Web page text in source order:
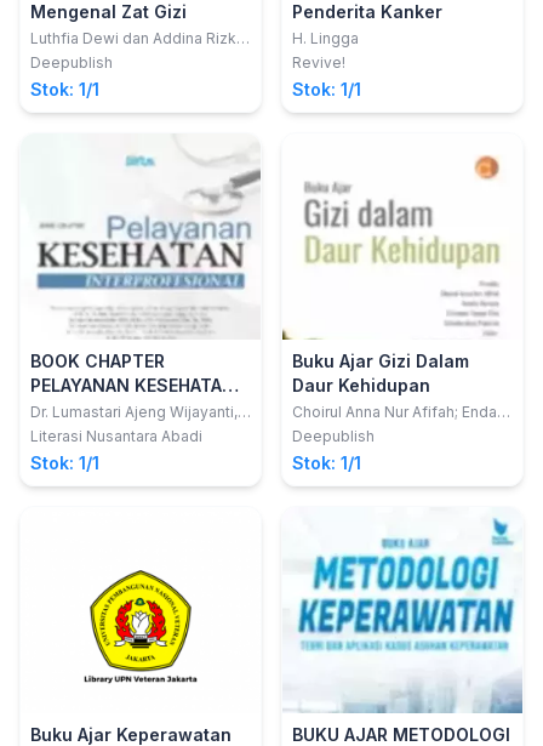
Mengenal Zat Gizi
Luthfia Dewi dan Addina Rizky
F.
Deepublish
Stok: 1/1
Penderita Kanker
H. Lingga
Revive!
Stok: 1/1
BOOK CHAPTER
PELAYANAN KESEHATAN
INTERPROFESIONAL
Dr. Lumastari Ajeng Wijayanti,
S.Kp., M.Kes., Sp.Mat.; dkk
Literasi Nusantara Abadi
Stok: 1/1
Buku Ajar Gizi Dalam
Daur Kehidupan
Choirul Anna Nur Afifah; Endah
Tri Anomsari
Deepublish
Stok: 1/1
Buku Ajar Keperawatan
BUKU AJAR METODOLOGI